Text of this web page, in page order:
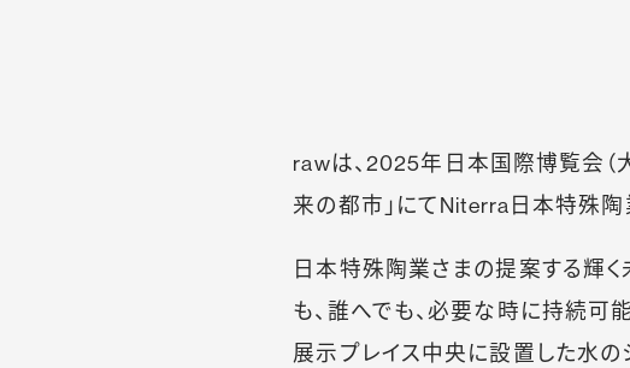
rawは、2025年日本国際博覧会（
来の都市」にてNiterra日本特殊陶
日本特殊陶業さまの提案する輝く
も、誰へでも、必要な時に持続可
展示プレイス中央に設置した水の